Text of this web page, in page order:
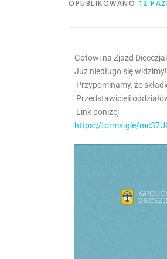
OPUBLIKOWANO 12
Gotowi na Zjazd
Już niedługo się widzimy!
Przypominamy, że
Przedstawicieli
Link poniżej
https://forms.gle/